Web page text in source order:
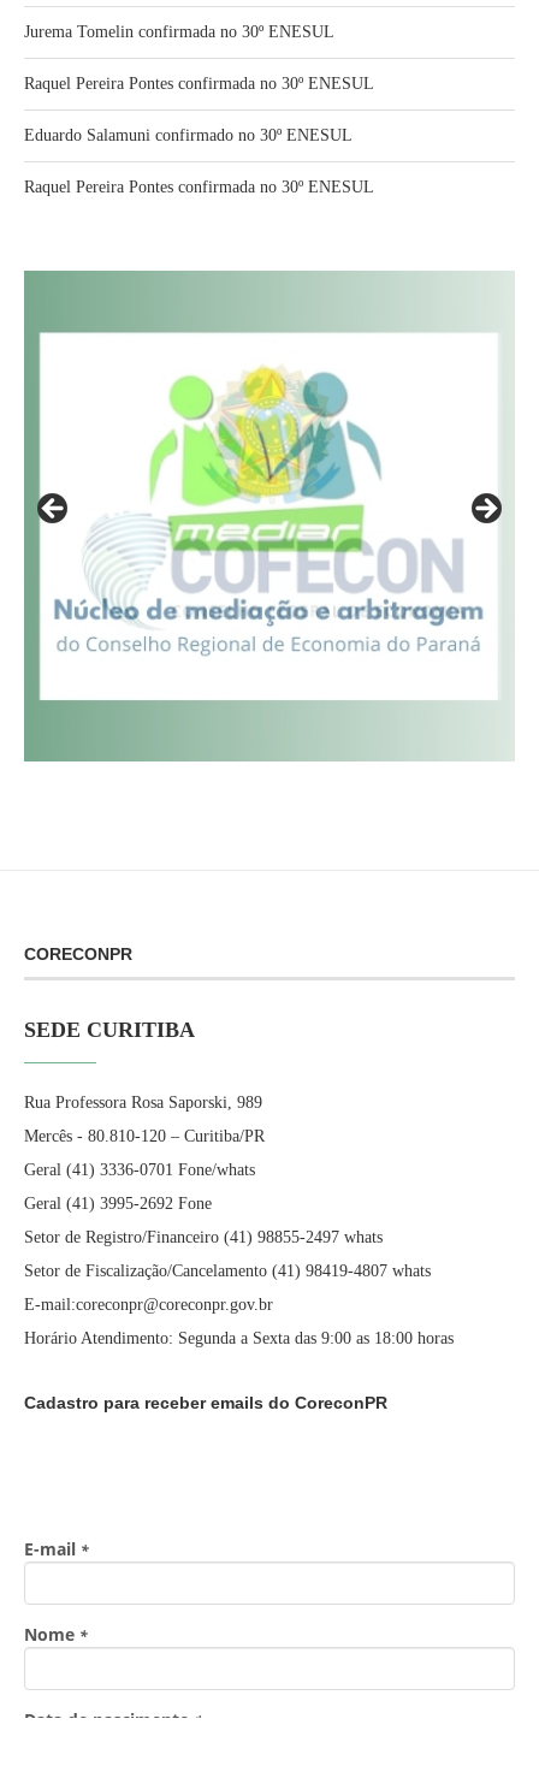
Jurema Tomelin confirmada no 30º ENESUL
Raquel Pereira Pontes confirmada no 30º ENESUL
Eduardo Salamuni confirmado no 30º ENESUL
Raquel Pereira Pontes confirmada no 30º ENESUL
CORECONPR
SEDE CURITIBA
Rua Professora Rosa Saporski, 989
Mercês - 80.810-120 – Curitiba/PR
Geral (41) 3336-0701 Fone/whats
Geral (41) 3995-2692 Fone
Setor de Registro/Financeiro (41) 98855-2497 whats
Setor de Fiscalização/Cancelamento (41) 98419-4807 whats
E-mail:coreconpr@coreconpr.gov.br
Horário Atendimento: Segunda a Sexta das 9:00 as 18:00 horas
Cadastro para receber emails do CoreconPR